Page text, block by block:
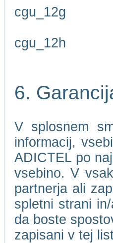
cgu_12g
cgu_12h
6.
V splosnem
informacij,
ADICTEL po
vsebino. V
partnerja ali
spletni strani
da boste
zapisani v tej